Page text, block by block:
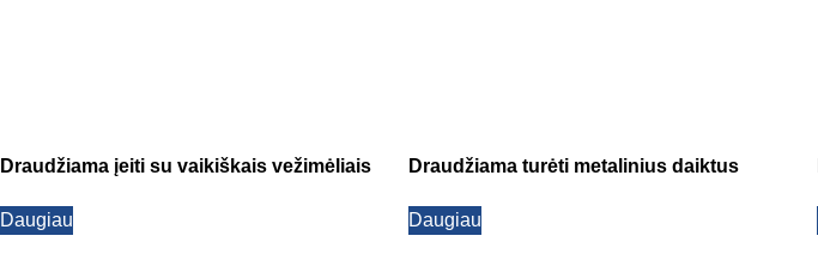
Draudžiama įeiti su vaikiškais vežimėliais
Daugiau
Draudžiama turėti metalinius daiktus
Daugiau